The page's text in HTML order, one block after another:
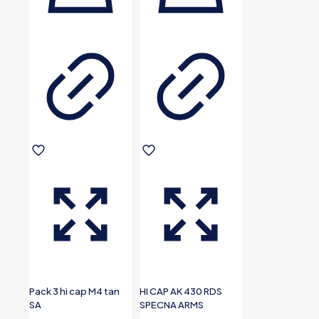
Pack 3 hi cap M4 tan
SA
HI CAP AK 430 RDS
SPECNA ARMS